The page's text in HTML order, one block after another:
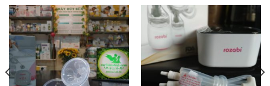
Xuất xứ
Hồng Kông do hãng đặt sản xuất tại nhà máy ở
Hồng Kông dựa trên tiêu chuẩn và công nghệ
của Hoa Kì
Đặc
điểm
nổi bật
100% chính hãng, vừa khít vớicỗ phễu máy
Rozabi Deluxechính hãng. tiệt trùng dễ dàng,
không lo bị móp méo, biến dạng